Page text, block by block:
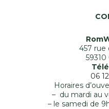
457 rue
06
Horaires
– du mardi au
– le samedi de